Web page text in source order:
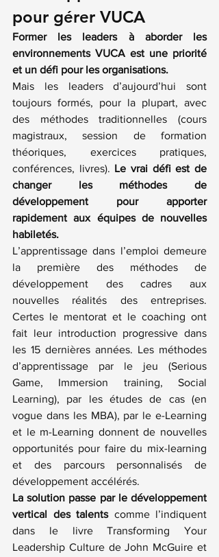
pour gérer VUCA
Former les leaders à aborder les
environnements VUCA est une priorité
et un défi pour les organisations.
Mais les leaders d’aujourd’hui sont
toujours formés, pour la plupart, avec
des méthodes traditionnelles (cours
magistraux, session de formation
théoriques, exercices pratiques,
conférences, livres). Le vrai défi est de
changer les méthodes de
développement pour apporter
rapidement aux équipes de nouvelles
habiletés.
L’apprentissage dans l’emploi demeure
la première des méthodes de
développement des cadres aux
nouvelles réalités des entreprises.
Certes le mentorat et le coaching ont
fait leur introduction progressive dans
les 15 dernières années. Les méthodes
d’apprentissage par le jeu (Serious
Game, Immersion training, Social
Learning), par les études de cas (en
vogue dans les MBA), par le e-Learning
et le m-Learning donnent de nouvelles
opportunités pour faire du mix-learning
et des parcours personnalisés de
développement accélérés.
La solution passe par le développement
vertical des talents comme l’indiquent
dans le livre Transforming Your
Leadership Culture de John McGuire et